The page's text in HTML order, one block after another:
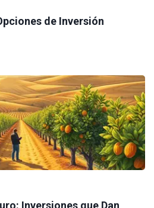
de Inversión
Inversiones que Dan